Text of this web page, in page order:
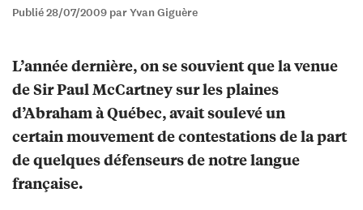
Publié 28/07/2009 par Yvan Giguère
L’année dernière, on se souvient que la venue
de Sir Paul McCartney sur les plaines
d’Abraham à Québec, avait soulevé un
certain mouvement de contestations de la part
de quelques défenseurs de notre langue
française.